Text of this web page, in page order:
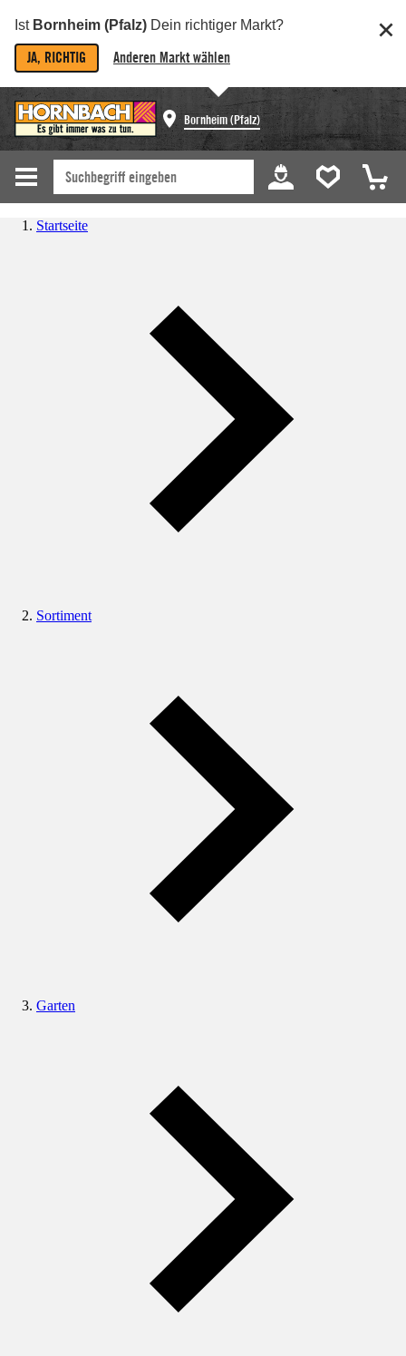
Ist Bornheim (Pfalz) Dein richtiger Markt?
JA, RICHTIG Anderen Markt wählen
Bornheim (Pfalz)
Startseite
Sortiment
Garten